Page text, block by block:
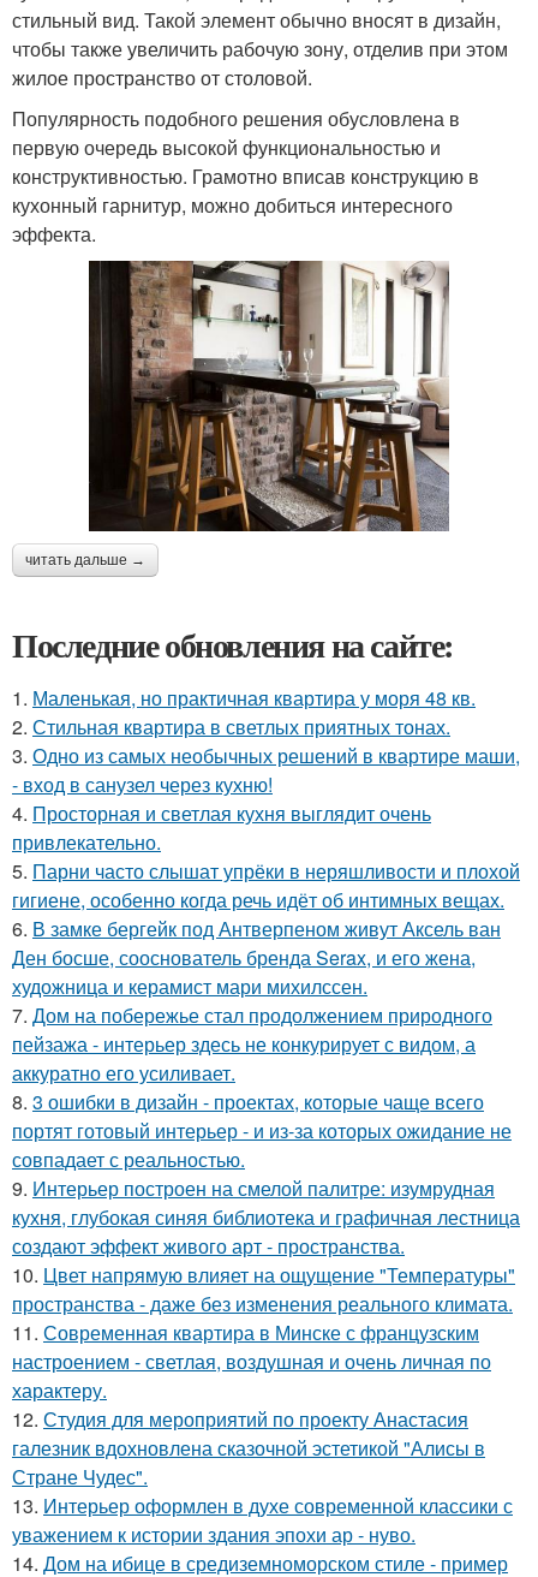
стильный вид. Такой элемент обычно вносят в дизайн,
чтобы также увеличить рабочую зону, отделив при этом
жилое пространство от столовой.
Популярность подобного решения обусловлена в
первую очередь высокой функциональностью и
конструктивностью. Грамотно вписав конструкцию в
кухонный гарнитур, можно добиться интересного
эффекта.
читать дальше →
Последние обновления на сайте:
1. Маленькая, но практичная квартира у моря 48 кв.
2. Стильная квартира в светлых приятных тонах.
3. Одно из самых необычных решений в квартире маши,
- вход в санузел через кухню!
4. Просторная и светлая кухня выглядит очень
привлекательно.
5. Парни часто слышат упрёки в неряшливости и плохой
гигиене, особенно когда речь идёт об интимных вещах.
6. В замке бергейк под Антверпеном живут Аксель ван
Ден босше, сооснователь бренда Serax, и его жена,
художница и керамист мари михилссен.
7. Дом на побережье стал продолжением природного
пейзажа - интерьер здесь не конкурирует с видом, а
аккуратно его усиливает.
8. 3 ошибки в дизайн - проектах, которые чаще всего
портят готовый интерьер - и из-за которых ожидание не
совпадает с реальностью.
9. Интерьер построен на смелой палитре: изумрудная
кухня, глубокая синяя библиотека и графичная лестница
создают эффект живого арт - пространства.
10. Цвет напрямую влияет на ощущение "Температуры"
пространства - даже без изменения реального климата.
11. Современная квартира в Минске с французским
настроением - светлая, воздушная и очень личная по
характеру.
12. Студия для мероприятий по проекту Анастасия
галезник вдохновлена сказочной эстетикой "Алисы в
Стране Чудес".
13. Интерьер оформлен в духе современной классики с
уважением к истории здания эпохи ар - нуво.
14. Дом на ибице в средиземноморском стиле - пример